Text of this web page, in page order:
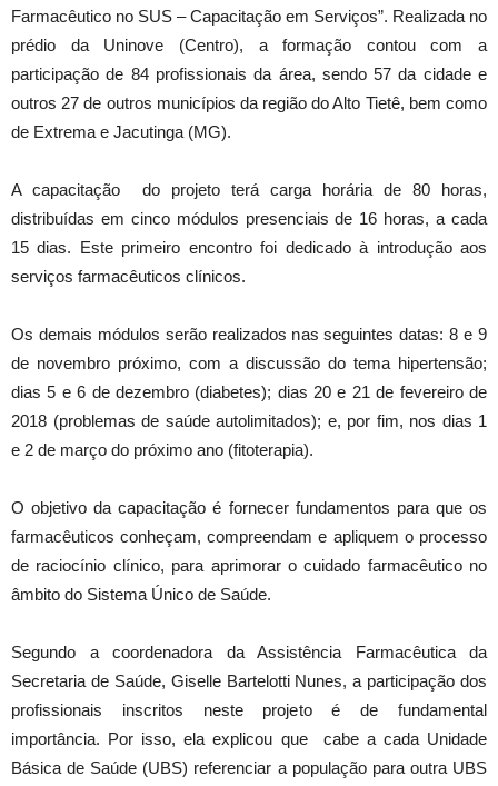
Farmacêutico no SUS – Capacitação em Serviços”. Realizada no
prédio da Uninove (Centro), a formação contou com a
participação de 84 profissionais da área, sendo 57 da cidade e
outros 27 de outros municípios da região do Alto Tietê, bem como
de Extrema e Jacutinga (MG).
A capacitação do projeto terá carga horária de 80 horas,
distribuídas em cinco módulos presenciais de 16 horas, a cada
15 dias. Este primeiro encontro foi dedicado à introdução aos
serviços farmacêuticos clínicos.
Os demais módulos serão realizados nas seguintes datas: 8 e 9
de novembro próximo, com a discussão do tema hipertensão;
dias 5 e 6 de dezembro (diabetes); dias 20 e 21 de fevereiro de
2018 (problemas de saúde autolimitados); e, por fim, nos dias 1
e 2 de março do próximo ano (fitoterapia).
O objetivo da capacitação é fornecer fundamentos para que os
farmacêuticos conheçam, compreendam e apliquem o processo
de raciocínio clínico, para aprimorar o cuidado farmacêutico no
âmbito do Sistema Único de Saúde.
Segundo a coordenadora da Assistência Farmacêutica da
Secretaria de Saúde, Giselle Bartelotti Nunes, a participação dos
profissionais inscritos neste projeto é de fundamental
importância. Por isso, ela explicou que cabe a cada Unidade
Básica de Saúde (UBS) referenciar a população para outra UBS